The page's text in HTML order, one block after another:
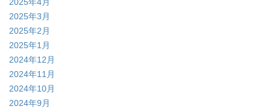
2025年4月
2025年3月
2025年2月
2025年1月
2024年12月
2024年11月
2024年10月
2024年9月